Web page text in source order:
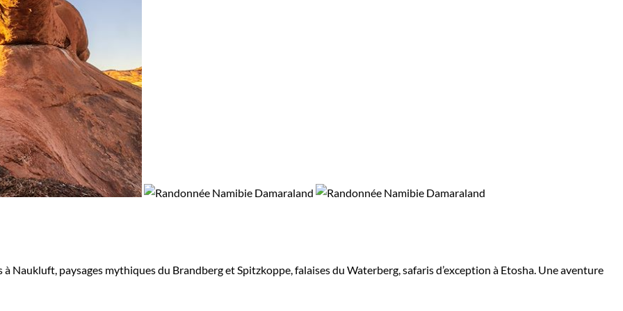
Naukluft, paysages mythiques du Brandberg et Spitzkoppe, falaises du Waterberg, safaris d’exception à Etosha. Une aventure